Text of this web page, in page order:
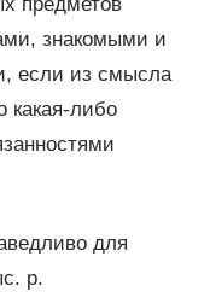
предметов
знакомыми и
если из смысла
какая-либо
для
р.